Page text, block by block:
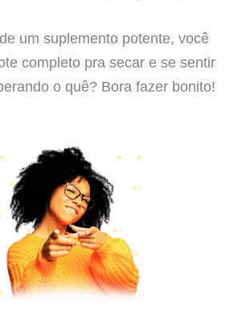
um suplemento potente, você
completo pra secar e se sentir
o quê? Bora fazer bonito!